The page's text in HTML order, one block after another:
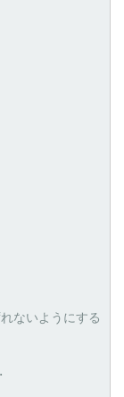
ないようにする